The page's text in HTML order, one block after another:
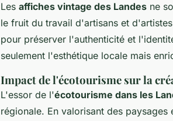
Les affiches vintage des Landes ne
le fruit du travail d'artisans et
pour préserver l'authenticité et
seulement l'esthétique locale mais
Impact de l'écotourisme sur la
L'essor de l'écotourisme dans les
régionale. En valorisant des